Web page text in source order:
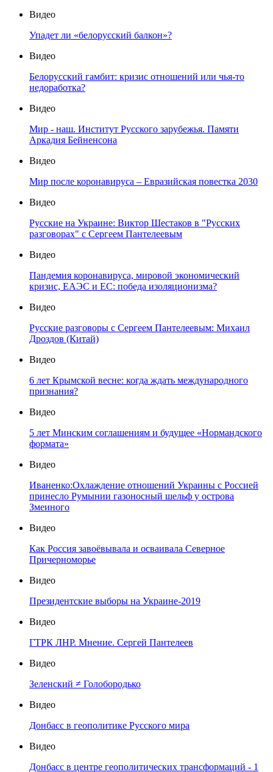
Видео
Упадет ли «белорусский балкон»?
Видео
Белорусский гамбит: кризис отношений или чья-то
недоработка?
Видео
Мир - наш. Институт Русского зарубежья. Памяти
Аркадия Бейненсона
Видео
Мир после коронавируса – Евразийская повестка 2030
Видео
Русские на Украине: Виктор Шестаков в "Русских
разговорах" с Сергеем Пантелеевым
Видео
Пандемия коронавируса, мировой экономический
кризис, ЕАЭС и ЕС: победа изоляционизма?
Видео
Русские разговоры с Сергеем Пантелеевым: Михаил
Дроздов (Китай)
Видео
6 лет Крымской весне: когда ждать международного
признания?
Видео
5 лет Минским соглашениям и будущее «Нормандского
формата»
Видео
Иваненко:Охлаждение отношений Украины с Россией
принесло Румынии газоносный шельф у острова
Змеиного
Видео
Как Россия завоёвывала и осваивала Северное
Причерноморье
Видео
Президентские выборы на Украине-2019
Видео
ГТРК ЛНР. Мнение. Сергей Пантелеев
Видео
Зеленский ≠ Голобородько
Видео
Донбасс в геополитике Русского мира
Видео
Донбасс в центре геополитических трансформаций - 1